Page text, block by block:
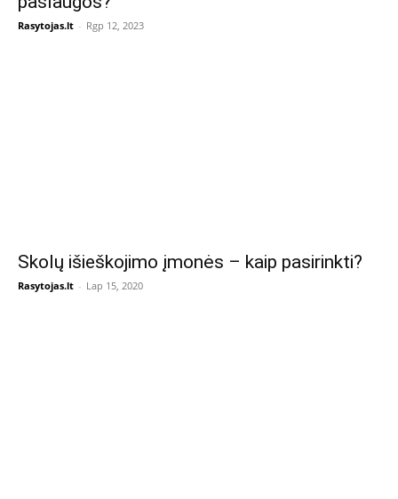
Rasytojas.lt - Rgp 12, 2023
Skolų išieškojimo įmonės – kaip pasirinkti?
Rasytojas.lt - Lap 15, 2020